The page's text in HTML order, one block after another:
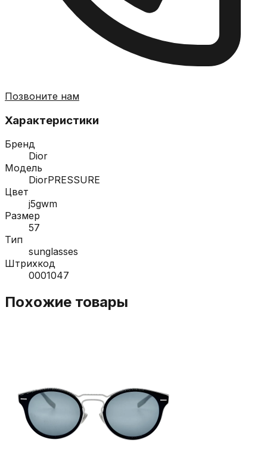
Позвоните нам
Характеристики
Бренд
Dior
Модель
DiorPRESSURE
Цвет
j5gwm
Размер
57
Тип
sunglasses
Штрихкод
0001047
Похожие товары